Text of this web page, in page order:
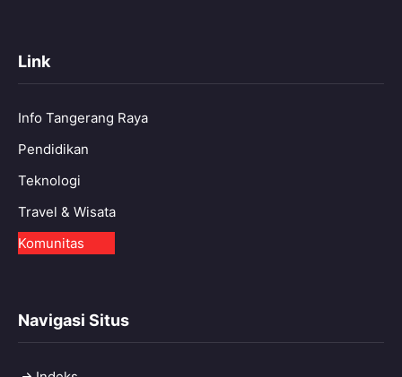
Link
Info Tangerang Raya
Pendidikan
Teknologi
Travel & Wisata
Komunitas
Navigasi Situs